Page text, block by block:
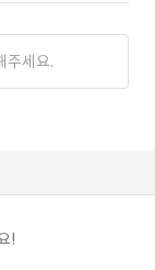
주세요.
!